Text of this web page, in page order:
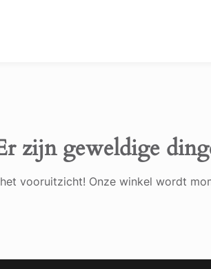
zijn geweldige
vooruitzicht! Onze winkel wordt